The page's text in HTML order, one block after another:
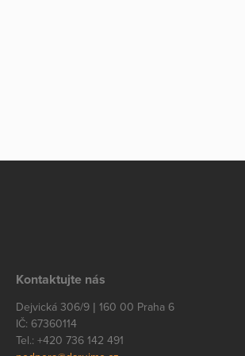
Kontaktujte nás
Dejvická 306/9 | 160 00 Praha 6
IČ: 67360114
Tel.: +420 736 142 491